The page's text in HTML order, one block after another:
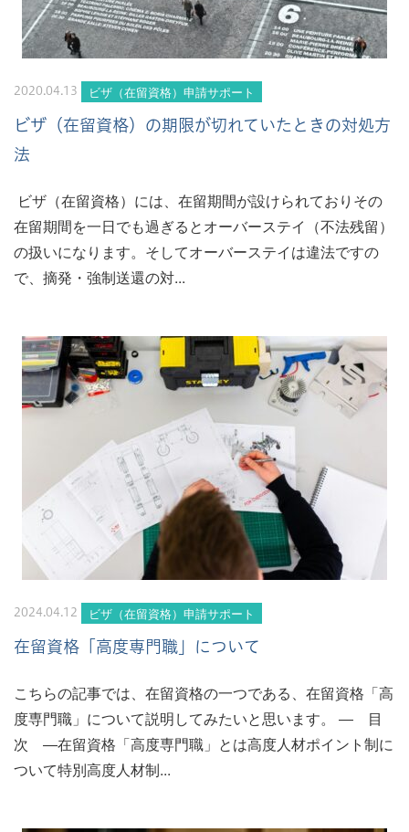
2020.04.13 ビザ（在留資格）申請サポート
ビザ（在留資格）の期限が切れていたときの対処方
法
ビザ（在留資格）には、在留期間が設けられておりその
在留期間を一日でも過ぎるとオーバーステイ（不法残留）
の扱いになります。そしてオーバーステイは違法ですの
で、摘発・強制送還の対...
2024.04.12 ビザ（在留資格）申請サポート
在留資格「高度専門職」について
こちらの記事では、在留資格の一つである、在留資格「高
度専門職」について説明してみたいと思います。 ― 目
次 ―在留資格「高度専門職」とは高度人材ポイント制に
ついて特別高度人材制...